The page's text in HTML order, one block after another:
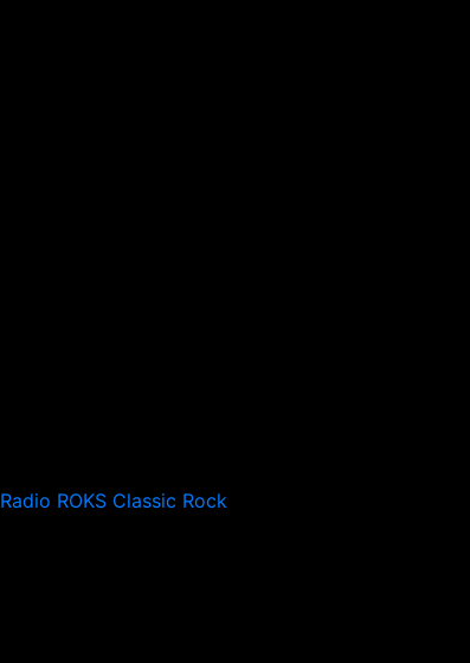
Radio ROKS Classic Rock